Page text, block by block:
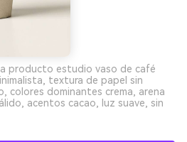
producto estudio vaso de café
textura de papel sin
colores dominantes crema, arena
acentos cacao, luz suave, sin